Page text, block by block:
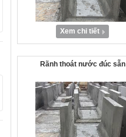
Xem chi tiết
Rãnh thoát nước đúc sẵn